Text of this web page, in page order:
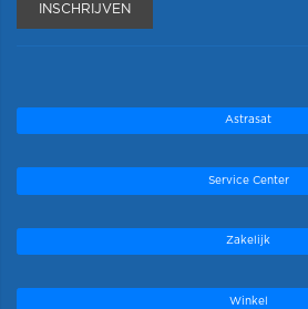
INSCHRIJVEN
Astrasat
Service Center
Zakelijk
Winkel